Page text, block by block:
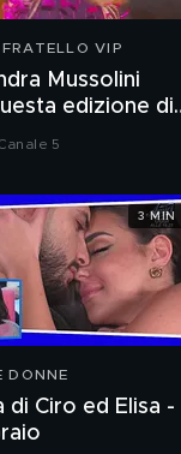
FRATELLO VIP
Mussolini
edizione di
Fratello VIP
5
DONNE
di Ciro ed Elisa -
3 MIN